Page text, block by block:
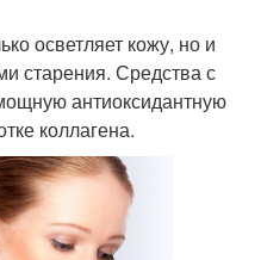
осветляет кожу, но и
старения. Средства с
антиоксидантную
коллагена.